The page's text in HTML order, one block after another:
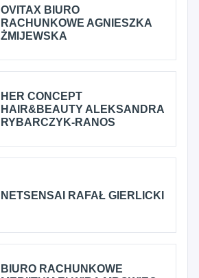
OVITAX BIURO
RACHUNKOWE AGNIESZKA
ŻMIJEWSKA
HER CONCEPT
HAIR&BEAUTY ALEKSANDRA
RYBARCZYK-RANOS
NETSENSAI RAFAŁ GIERLICKI
BIURO RACHUNKOWE